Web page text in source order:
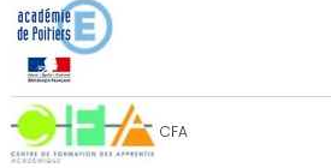
CFA